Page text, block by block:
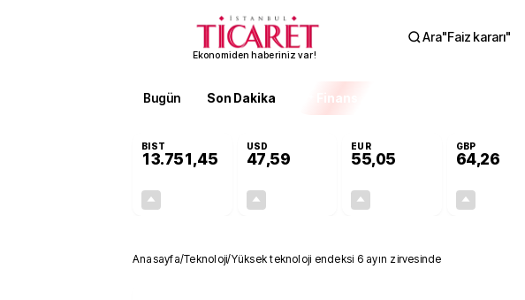
Ekonomiden haberiniz var!
Ara"Faiz kararı"
Bugün Son Dakika Finans
BIST
13.751,45
USD
47,59
EUR
55,05
GBP
64,26
Anasayfa/Teknoloji/Yüksek teknoloji endeksi 6 ayın zirvesinde